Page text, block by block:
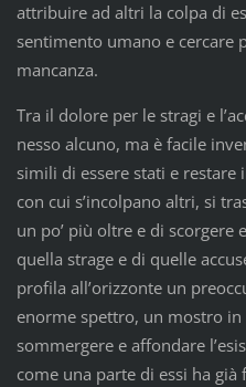
attribuire ad altri la colpa di
sentimento umano e cercare
mancanza.
Tra il dolore per le stragi e
nesso alcuno, ma è facile
simili di essere stati e
con cui s’incolpano altri, si
un po’ più oltre e di scorgere
quella strage e di quelle
profila all’orizzonte un
enorme spettro, un mostro
sommergere e affondare
come una parte di essi ha già